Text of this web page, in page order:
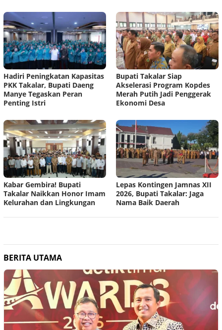
Hadiri Peningkatan Kapasitas
PKK Takalar, Bupati Daeng
Manye Tegaskan Peran
Penting Istri
Bupati Takalar Siap
Akselerasi Program Kopdes
Merah Putih Jadi Penggerak
Ekonomi Desa
Kabar Gembira! Bupati
Takalar Naikkan Honor Imam
Kelurahan dan Lingkungan
Lepas Kontingen Jamnas XII
2026, Bupati Takalar: Jaga
Nama Baik Daerah
BERITA UTAMA